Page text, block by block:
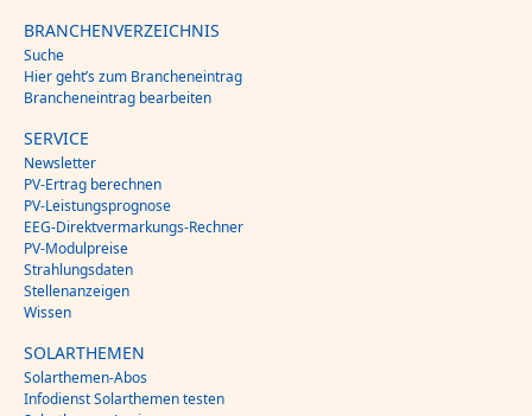
BRANCHENVERZEICHNIS
Suche
Hier geht’s zum Brancheneintrag
Brancheneintrag bearbeiten
SERVICE
Newsletter
PV-Ertrag berechnen
PV-Leistungsprognose
EEG-Direktvermarkungs-Rechner
PV-Modulpreise
Strahlungsdaten
Stellenanzeigen
Wissen
SOLARTHEMEN
Solarthemen-Abos
Infodienst Solarthemen testen